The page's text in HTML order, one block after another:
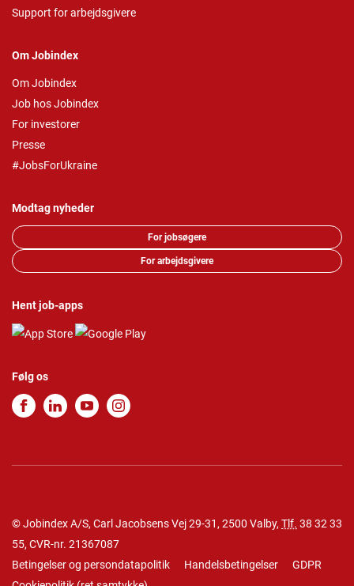
Support for arbejdsgivere
Om Jobindex
Om Jobindex
Job hos Jobindex
For investorer
Presse
#JobsForUkraine
Modtag nyheder
For jobsøgere
For arbejdsgivere
Hent job-apps
Følg os
© Jobindex A/S, Carl Jacobsens Vej 29-31, 2500 Valby, Tlf. 38 32 33
55, CVR-nr. 21367087
Betingelser og persondatapolitik
Handelsbetingelser
GDPR